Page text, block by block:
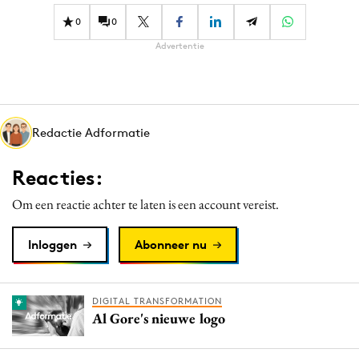
0 0
Advertentie
Redactie Adformatie
Reacties:
Om een reactie achter te laten is een account vereist.
Inloggen Abonneer nu
DIGITAL TRANSFORMATION
Al Gore's nieuwe logo